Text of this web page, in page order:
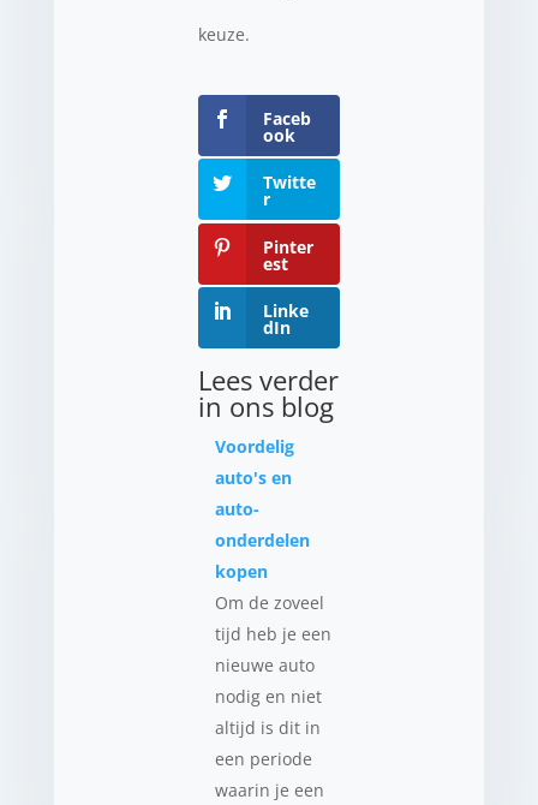
keuze.
Faceb
ook
Twitte
r
Pinter
est
Linke
dIn
Lees verder
in ons blog
Voordelig
auto's en
auto-
onderdelen
kopen
Om de zoveel
tijd heb je een
nieuwe auto
nodig en niet
altijd is dit in
een periode
waarin je een